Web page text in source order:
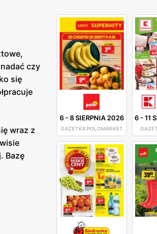
6-8 SIERPNIA 2026
GAZETKA POLOMARKET
6-11
czy
się
wraz z
Bazę